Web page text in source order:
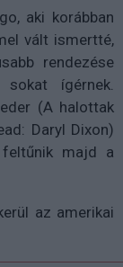
aki korábban
vált ismertté,
rendezése
ígérnek.
(A halottak
Daryl Dixon)
majd a
az amerikai